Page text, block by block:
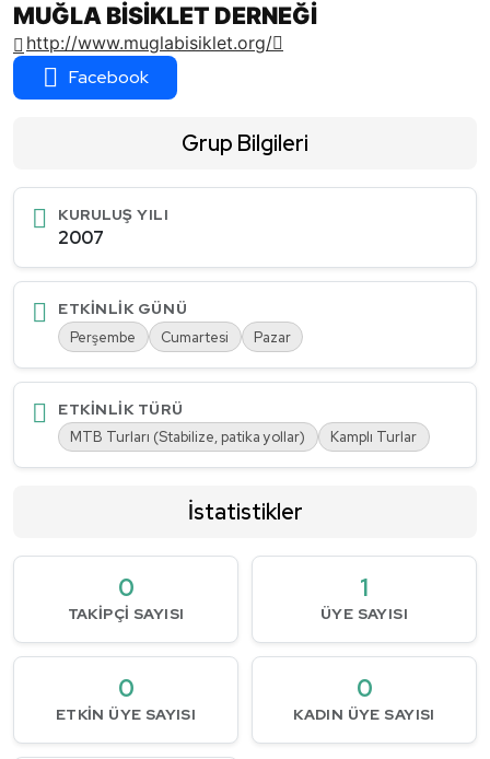
MUĞLA BİSİKLET DERNEĞİ
http://www.muglabisiklet.org/
Facebook
Grup Bilgileri
KURULUŞ YILI
2007
ETKINLIK GÜNÜ
Perşembe Cumartesi Pazar
ETKINLIK TÜRÜ
MTB Turları (Stabilize, patika yollar) Kamplı Turlar
İstatistikler
0
TAKIPÇI SAYISI
1
ÜYE SAYISI
0
ETKIN ÜYE SAYISI
0
KADIN ÜYE SAYISI